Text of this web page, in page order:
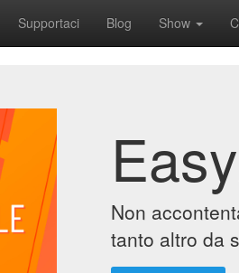
Supportaci Blog Show
Non
tanto altro da